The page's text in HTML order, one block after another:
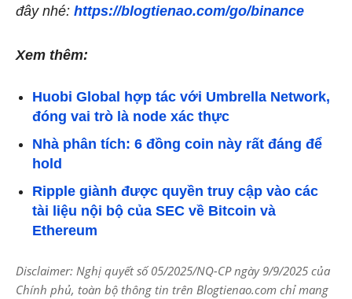
đây nhé: https://blogtienao.com/go/binance
Xem thêm:
Huobi Global hợp tác với Umbrella Network,
đóng vai trò là node xác thực
Nhà phân tích: 6 đồng coin này rất đáng để
hold
Ripple giành được quyền truy cập vào các
tài liệu nội bộ của SEC về Bitcoin và
Ethereum
Disclaimer: Nghị quyết số 05/2025/NQ-CP ngày 9/9/2025 của
Chính phủ, toàn bộ thông tin trên Blogtienao.com chỉ mang